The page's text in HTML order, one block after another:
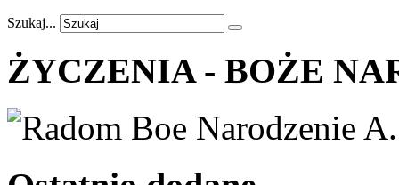
Szukaj...
ŻYCZENIA - BOŻE